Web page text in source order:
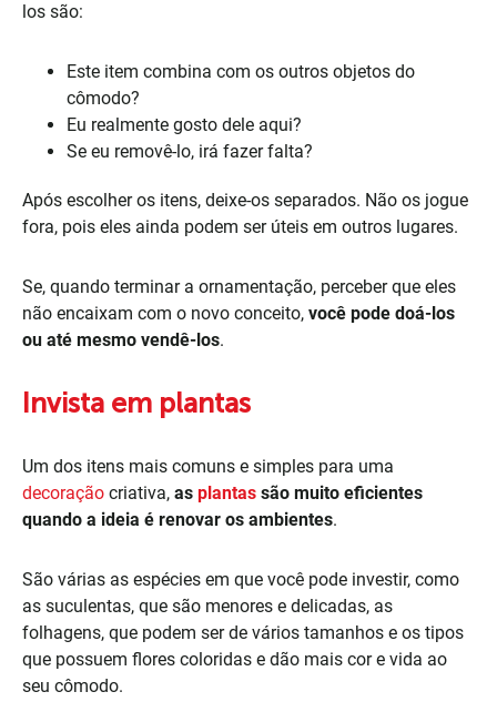
los são:
Este item combina com os outros objetos do
cômodo?
Eu realmente gosto dele aqui?
Se eu removê-lo, irá fazer falta?
Após escolher os itens, deixe-os separados. Não os jogue
fora, pois eles ainda podem ser úteis em outros lugares.
Se, quando terminar a ornamentação, perceber que eles
não encaixam com o novo conceito, você pode doá-los
ou até mesmo vendê-los.
Invista em plantas
Um dos itens mais comuns e simples para uma
decoração criativa, as plantas são muito eficientes
quando a ideia é renovar os ambientes.
São várias as espécies em que você pode investir, como
as suculentas, que são menores e delicadas, as
folhagens, que podem ser de vários tamanhos e os tipos
que possuem flores coloridas e dão mais cor e vida ao
seu cômodo.